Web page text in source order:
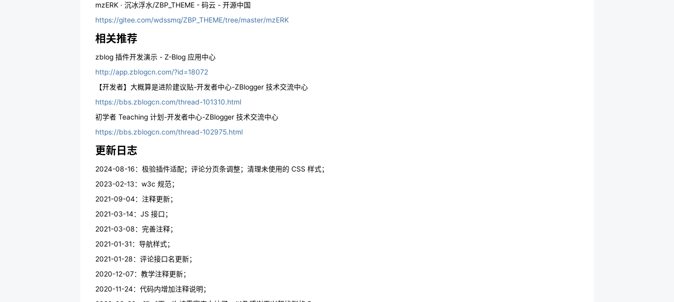
mzERK · 沉冰浮水/ZBP_THEME - 码云 - 开源中国
https://gitee.com/wdssmq/ZBP_THEME/tree/master/mzERK
相关推荐
zblog 插件开发演示 - Z-Blog 应用中心
http://app.zblogcn.com/?id=18072
【开发者】大概算是进阶建议贴-开发者中心-ZBlogger 技术交流中心
https://bbs.zblogcn.com/thread-101310.html
初学者 Teaching 计划-开发者中心-ZBlogger 技术交流中心
https://bbs.zblogcn.com/thread-102975.html
更新日志
2024-08-16：极验插件适配；评论分页条调整；清理未使用的 CSS 样式；
2023-02-13：w3c 规范；
2021-09-04：注释更新；
2021-03-14：JS 接口；
2021-03-08：完善注释；
2021-01-31：导航样式；
2021-01-28：评论接口名更新；
2020-12-07：教学注释更新；
2020-11-24：代码内增加注释说明；